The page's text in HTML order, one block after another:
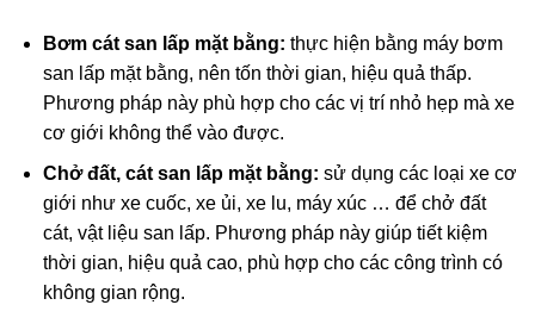
Bơm cát san lấp mặt bằng: thực hiện bằng máy bơm
san lấp mặt bằng, nên tốn thời gian, hiệu quả thấp.
Phương pháp này phù hợp cho các vị trí nhỏ hẹp mà xe
cơ giới không thể vào được.
Chở đất, cát san lấp mặt bằng: sử dụng các loại xe cơ
giới như xe cuốc, xe ủi, xe lu, máy xúc … để chở đất
cát, vật liệu san lấp. Phương pháp này giúp tiết kiệm
thời gian, hiệu quả cao, phù hợp cho các công trình có
không gian rộng.